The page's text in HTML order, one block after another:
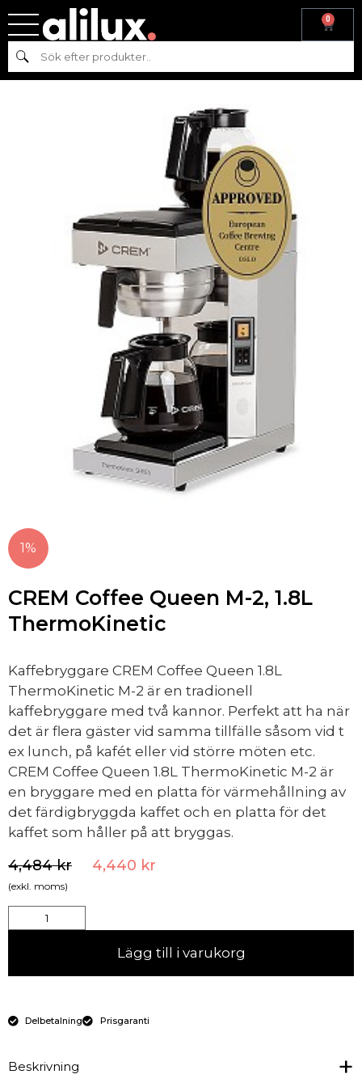
0
Sök
Hem
2, 1.8L ThermoKinetic
1%
CREM Coffee Queen M-2, 1.8L
ThermoKinetic
Kaffebryggare CREM Coffee Queen 1.8L
ThermoKinetic M-2 är en tradionell
kaffebryggare med två kannor. Perfekt att ha när
det är flera gäster vid samma tillfälle såsom vid t
ex lunch, på kafét eller vid större möten etc.
CREM Coffee Queen 1.8L ThermoKinetic M-2 är
en bryggare med en platta för värmehållning av
det färdigbryggda kaffet och en platta för det
kaffet som håller på att bryggas.
4,484kr 4,440 kr
(exkl. moms)
Lägg till i varukorg
Delbetalning Prisgaranti
Beskrivning